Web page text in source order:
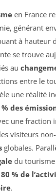
en France
générant
à hauteur
se trouve
au
entre le
une réalité
% des
une fraction
visiteurs
globales.
du
80 % de
.